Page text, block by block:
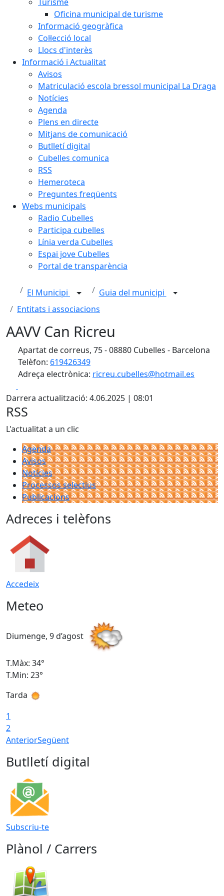
Oficina municipal de turisme
Informació geogràfica
Col·lecció local
Llocs d'interès
Informació i Actualitat
Avisos
Matriculació escola bressol municipal La Draga
Notícies
Agenda
Plens en directe
Mitjans de comunicació
Butlletí digital
Cubelles comunica
RSS
Hemeroteca
Preguntes freqüents
Webs municipals
Radio Cubelles
Participa cubelles
Línia verda Cubelles
Espai jove Cubelles
Portal de transparència
El Municipi
Guia del municipi
Entitats i associacions
AAVV Can Ricreu
Apartat de correus, 75 - 08880 Cubelles - Barcelona
Telèfon: 619426349
Adreça electrònica: ricreu.cubelles@hotmail.es
Darrera actualització: 4.06.2025 | 08:01
RSS
L'actualitat a un clic
Agenda
Avisos
Notícies
Processos selectius
Publicacions
Adreces i telèfons
Accedeix
Meteo
Diumenge, 9 d’agost
T.Màx: 34°
T.Min: 23°
Tarda
1
2
AnteriorSegüent
Butlletí digital
Subscriu-te
Plànol / Carrers